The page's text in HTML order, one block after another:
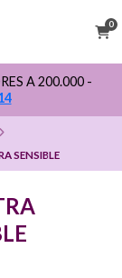
0
A 200.000 -
SENSIBLE